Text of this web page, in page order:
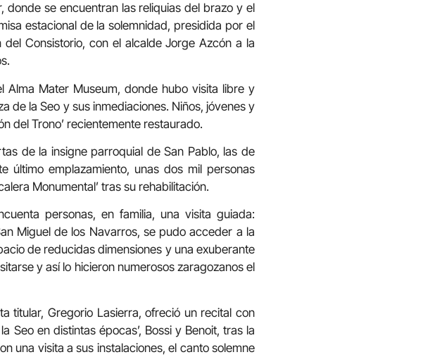
donde se encuentran las reliquias del brazo y el
estacional de la solemnidad, presidida por el
Consistorio, con el alcalde Jorge Azcón a la
Mater Museum, donde hubo visita libre y
de la Seo y sus inmediaciones. Niños, jóvenes y
del Trono’ recientemente restaurado.
de la insigne parroquial de San Pablo, las de
último emplazamiento, unas dos mil personas
Monumental’ tras su rehabilitación.
personas, en familia, una visita guiada:
Miguel de los Navarros, se pudo acceder a la
de reducidas dimensiones y una exuberante
y así lo hicieron numerosos zaragozanos el
titular, Gregorio Lasierra, ofreció un recital con
Seo en distintas épocas’, Bossi y Benoit, tras la
una visita a sus instalaciones, el canto solemne